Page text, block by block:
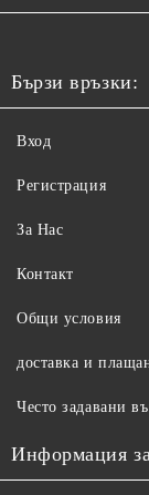
Бързи връзки:
Вход
Регистрация
За Нас
Контакт
Общи условия
доставка и
Често задавани
Информация